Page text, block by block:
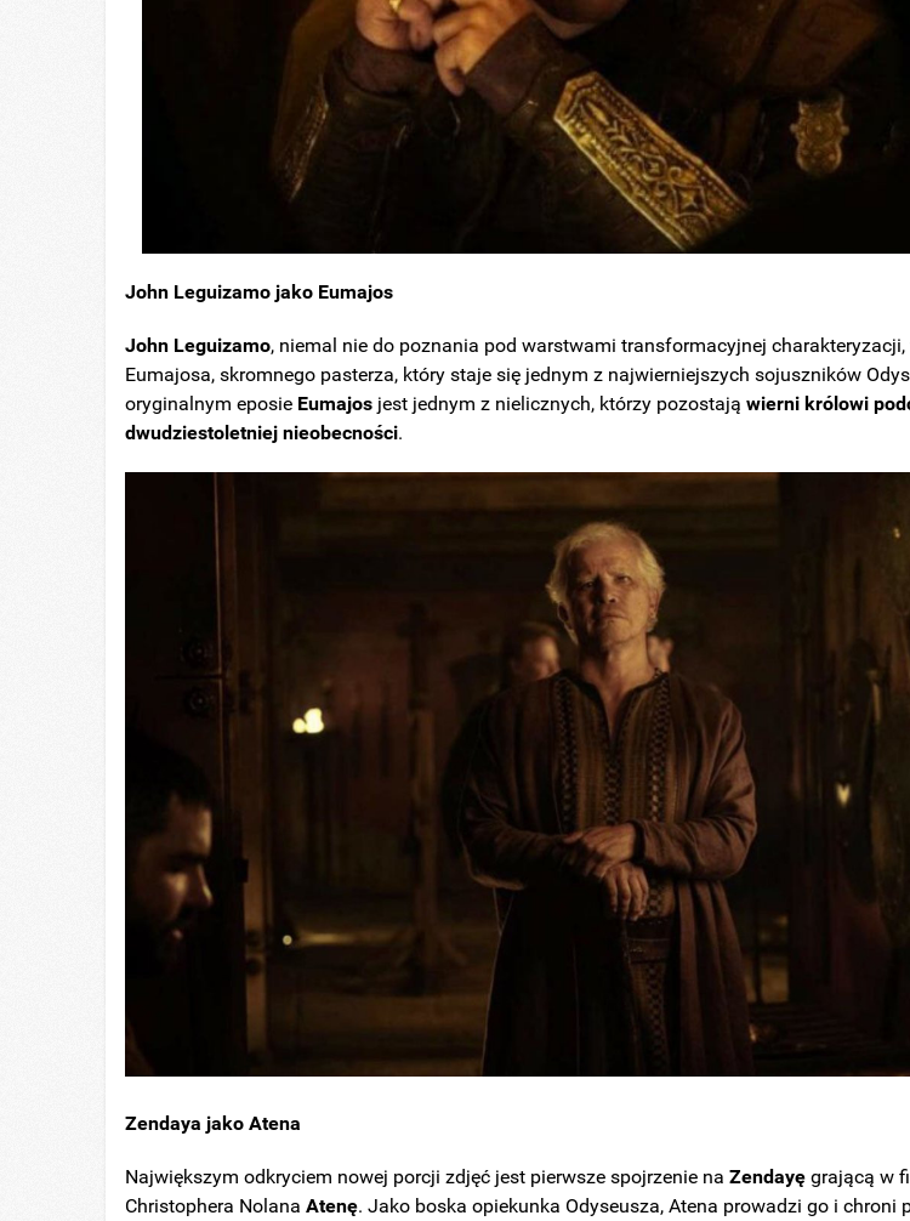
John Leguizamo jako Eumajos
John Leguizamo, niemal nie do poznania pod warstwami transformacyjnej
Eumajosa, skromnego pasterza, który staje się jednym z najwierniejszych sojuszników
oryginalnym eposie Eumajos jest jednym z nielicznych, którzy pozostają wierni królowi
dwudziestoletniej nieobecności.
Zendaya jako Atena
Największym odkryciem nowej porcji zdjęć jest pierwsze spojrzenie naZendayę grającą w
Christophera NolanaAtenę. Jako boska opiekunka Odyseusza, Atena prowadzi go i chroni